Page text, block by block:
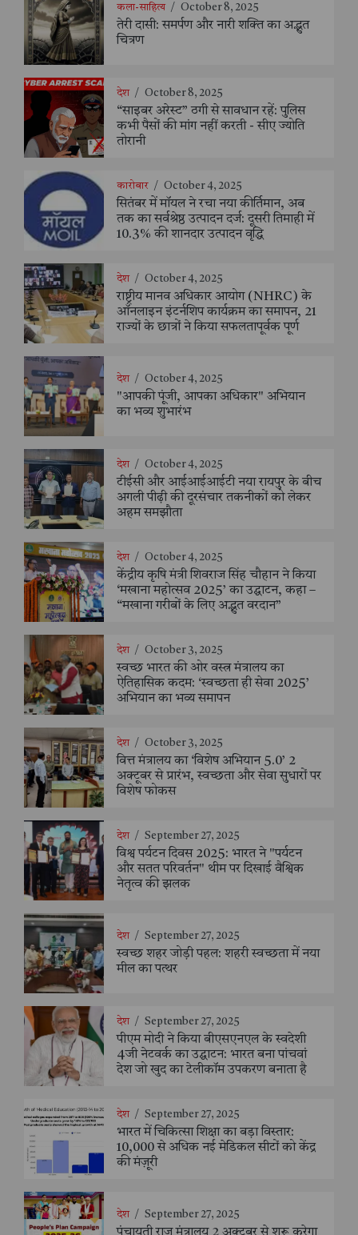
कला-साहित्य / October 8, 2025
तेरी दासी: समर्पण और नारी शक्ति का अद्भुत
चित्रण
देश / October 8, 2025
“साइबर अरेस्ट” ठगी से सावधान रहें: पुलिस
कभी पैसों की मांग नहीं करती - सीए ज्योति
तोरानी
कारोबार / October 4, 2025
सितंबर में मॉयल ने रचा नया कीर्तिमान, अब
तक का सर्वश्रेष्ठ उत्पादन दर्ज: दूसरी तिमाही में
10.3% की शानदार उत्पादन वृद्धि
देश / October 4, 2025
राष्ट्रीय मानव अधिकार आयोग (NHRC) के
ऑनलाइन इंटर्नशिप कार्यक्रम का समापन, 21
राज्यों के छात्रों ने किया सफलतापूर्वक पूर्ण
देश / October 4, 2025
"आपकी पूंजी, आपका अधिकार" अभियान
का भव्य शुभारंभ
देश / October 4, 2025
टीईसी और आईआईआईटी नया रायपुर के बीच
अगली पीढ़ी की दूरसंचार तकनीकों को लेकर
अहम समझौता
देश / October 4, 2025
केंद्रीय कृषि मंत्री शिवराज सिंह चौहान ने किया
‘मखाना महोत्सव 2025’ का उद्घाटन, कहा –
“मखाना गरीबों के लिए अद्भुत वरदान”
देश / October 3, 2025
स्वच्छ भारत की ओर वस्त्र मंत्रालय का
ऐतिहासिक कदम: ‘स्वच्छता ही सेवा 2025’
अभियान का भव्य समापन
देश / October 3, 2025
वित्त मंत्रालय का ‘विशेष अभियान 5.0’ 2
अक्टूबर से प्रारंभ, स्वच्छता और सेवा सुधारों पर
विशेष फोकस
देश / September 27, 2025
विश्व पर्यटन दिवस 2025: भारत ने "पर्यटन
और सतत परिवर्तन" थीम पर दिखाई वैश्विक
नेतृत्व की झलक
देश / September 27, 2025
स्वच्छ शहर जोड़ी पहल: शहरी स्वच्छता में नया
मील का पत्थर
देश / September 27, 2025
पीएम मोदी ने किया बीएसएनएल के स्वदेशी
4जी नेटवर्क का उद्घाटन: भारत बना पांचवां
देश जो खुद का टेलीकॉम उपकरण बनाता है
देश / September 27, 2025
भारत में चिकित्सा शिक्षा का बड़ा विस्तार:
10,000 से अधिक नई मेडिकल सीटों को केंद्र
की मंज़ूरी
देश / September 27, 2025